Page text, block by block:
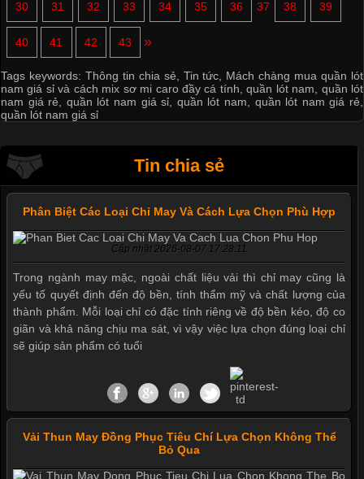
30 31 32 33 34 35 36 37 38 39
40 41 42 43 »
Tags keywords: Thông tin chia sẻ, Tin tức, Mách chàng mua quần lót
nam giá sỉ và cách mix sơ mi caro đầy cá tính,quần lót nam, quần lót
nam giá rẻ, quần lót nam giá sỉ, quần lót nam, quần lót nam giá rẻ,
quần lót nam giá sỉ
Tin chia sẻ
Phân Biệt Các Loại Chỉ May Và Cách Lựa Chọn Phù Hợp
Cập nhật 2026-08-07 17:28:11
Trong ngành may mặc, ngoài chất liệu vải thì chỉ may cũng là
yếu tố quyết định đến độ bền, tính thẩm mỹ và chất lượng của
thành phẩm. Mỗi loại chỉ có đặc tính riêng về độ bền kéo, độ co
giãn và khả năng chịu ma sát, vì vậy việc lựa chọn đúng loại chỉ
sẽ giúp sản phẩm có tuổi
Vải Thun May Đồng Phục Tiêu Chí Lựa Chọn Không Thể
Bỏ Qua
Mẫu quần short quần lót nam nữ hè thu 2017